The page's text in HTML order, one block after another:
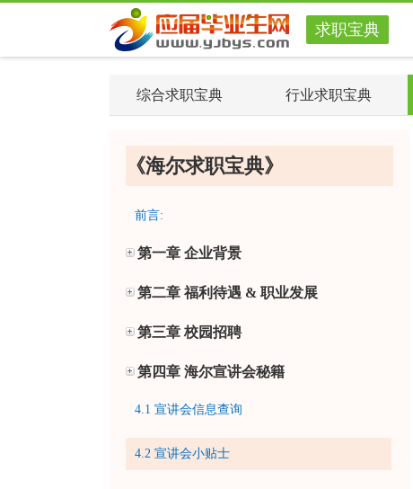
求职宝典
综合求职宝典 行业求职宝典
《海尔求职宝典》
前言:
第一章 企业背景
第二章 福利待遇 & 职业发展
第三章 校园招聘
第四章 海尔宣讲会秘籍
4.1 宣讲会信息查询
4.2 宣讲会小贴士